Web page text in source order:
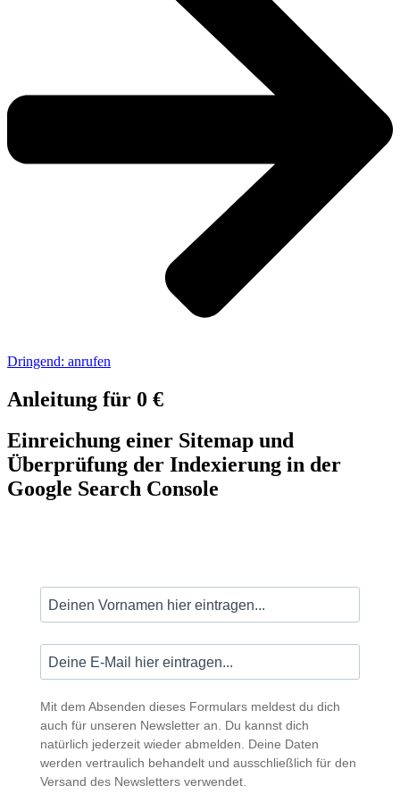
Dringend: anrufen
Anleitung für 0 €
Einreichung einer Sitemap und
Überprüfung der Indexierung in der
Google Search Console
Mit dem Absenden dieses Formulars meldest du dich
auch für unseren Newsletter an. Du kannst dich
natürlich jederzeit wieder abmelden. Deine Daten
werden vertraulich behandelt und ausschließlich für den
Versand des Newsletters verwendet.